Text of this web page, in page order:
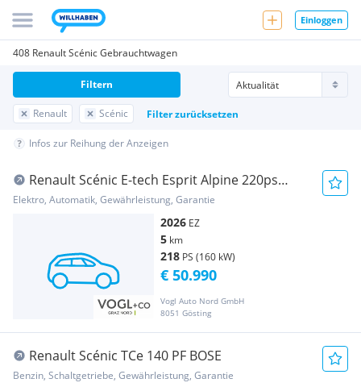
Einloggen
408 Renault Scénic Gebrauchtwagen
Renault Scénic Filter zurücksetzen
Filtern
Infos zur Reihung der Anzeigen
Renault Scénic E-tech Esprit Alpine 220ps
87kWh long range
Elektro, Automatik, Gewährleistung, Garantie
2026 EZ
5 km
218 PS (160 kW)
Vogl Auto Nord GmbH
8051 Gösting
€ 50.990
Renault Scénic TCe 140 PF BOSE
Benzin, Schaltgetriebe, Gewährleistung, Garantie